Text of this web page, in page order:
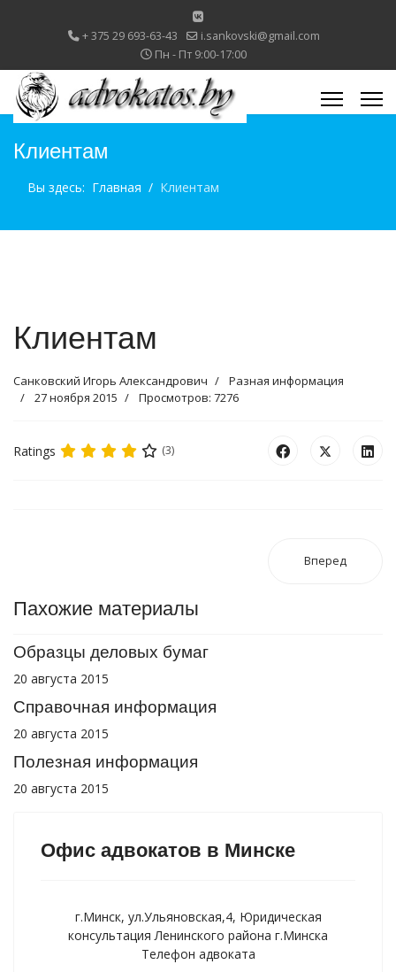
+ 375 29 693-63-43
i.sankovski@gmail.com
Пн - Пт 9:00-17:00
Клиентам
Вы здесь: Главная Клиентам
Клиентам
Санковский Игорь Александрович
Разная информация
27 ноября 2015
Просмотров: 7276
Ratings (3)
Вперед
Пахожие материалы
Образцы деловых бумаг
20 августа 2015
Справочная информация
20 августа 2015
Полезная информация
20 августа 2015
Офис адвокатов в Минске
г.Минск, ул.Ульяновская,4, Юридическая
консультация Ленинского района г.Минска
Телефон адвоката